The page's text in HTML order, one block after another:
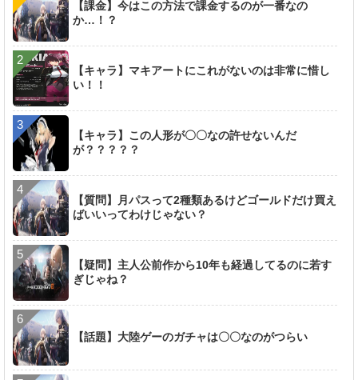
【課金】今はこの方法で課金するのが一番なの
か…！？
【キャラ】マキアートにこれがないのは非常に惜し
い！！
【キャラ】この人形が〇〇なの許せないんだ
が？？？？？
【質問】月パスって2種類あるけどゴールドだけ買え
ばいいってわけじゃない？
【疑問】主人公前作から10年も経過してるのに若す
ぎじゃね？
【話題】大陸ゲーのガチャは〇〇なのがつらい